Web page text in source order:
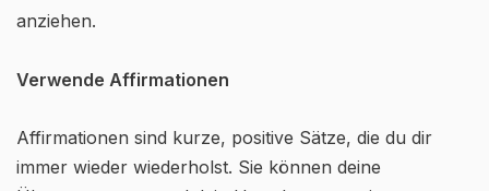
anziehen.
Verwende Affirmationen
Affirmationen sind kurze, positive Sätze, die du dir
immer wieder wiederholst. Sie können deine